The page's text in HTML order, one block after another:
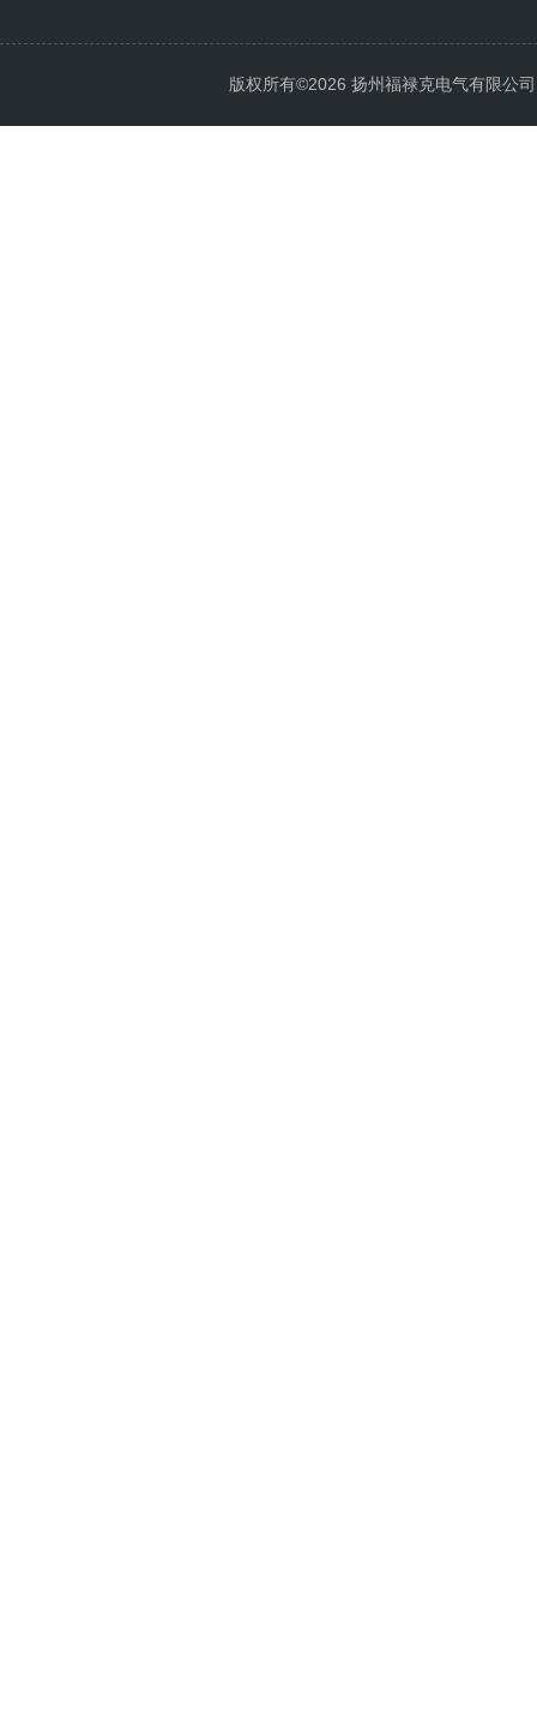
版权所有©2026 扬州福禄克电气有限公